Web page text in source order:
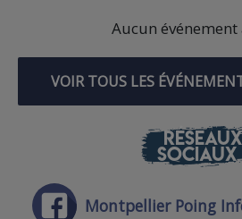
Aucun événement
VOIR TOUS LES
RÉSEAUX
SOCIAUX
Montpellier Poing